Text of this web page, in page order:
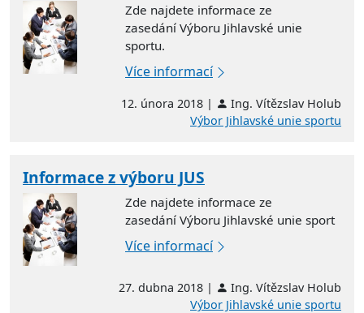
Zde najdete informace ze
zasedání Výboru Jihlavské unie
sportu.
Více informací
12. února 2018 |
Ing. Vítězslav Holub
Výbor Jihlavské unie sportu
Informace z výboru JUS
Zde najdete informace ze
zasedání Výboru Jihlavské unie sport
Více informací
27. dubna 2018 |
Ing. Vítězslav Holub
Výbor Jihlavské unie sportu